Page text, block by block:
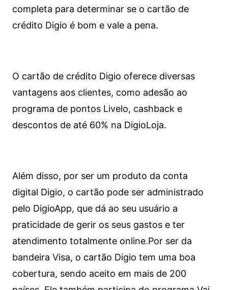
completa para determinar se o cartão de
crédito Digio é bom e vale a pena.
O cartão de crédito Digio oferece diversas
vantagens aos clientes, como adesão ao
programa de pontos Livelo, cashback e
descontos de até 60% na DigioLoja.
Além disso, por ser um produto da conta
digital Digio, o cartão pode ser administrado
pelo DigioApp, que dá ao seu usuário a
praticidade de gerir os seus gastos e ter
atendimento totalmente online.Por ser da
bandeira Visa, o cartão Digio tem uma boa
cobertura, sendo aceito em mais de 200